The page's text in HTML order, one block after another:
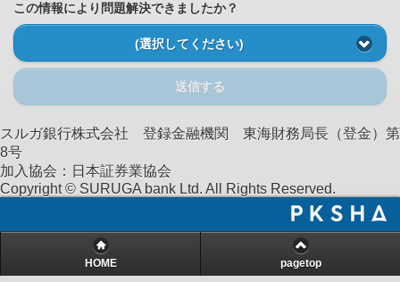
この情報により問題解決できましたか？
(選択してください)
送信する
スルガ銀行株式会社 登録金融機関 東海財務局長（登金）第
8号
加入協会：日本証券業協会
Copyright © SURUGA bank Ltd. All Rights Reserved.
HOME pagetop